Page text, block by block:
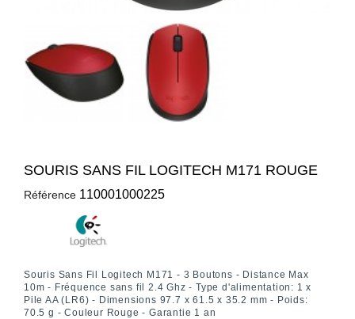
SOURIS SANS FIL LOGITECH M171 ROUGE
Référence 110001000225
Souris Sans Fil Logitech M171 - 3 Boutons - Distance Max
10m - Fréquence sans fil 2.4 Ghz -Type d'alimentation : 1 x
Pile AA (LR6) - Dimensions 97.7 x 61.5 x 35.2 mm - Poids:
70.5 g - Couleur Rouge - Garantie 1 an